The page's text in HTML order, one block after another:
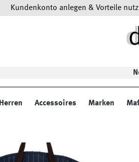
Kundenkonto anlegen & Vorteile
Herren Accessoires Marken